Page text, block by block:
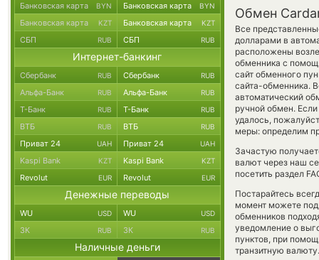
Обмен
Все
долларами в
расположены
обменника с
сайт обменного
сайта-обменника.
автоматический
ручной обмен.
удалось,
меры: определим
Зачастую
валют через наш
посетить раздел
Постарайтесь
момент можете
обменников
уведомление о
пунктов, при
транзитную валюту.
Банковская карта BYN Банковская карта BYN
Банковская карта KZT Банковская карта KZT
СБП RUB СБП RUB
Интернет-банкинг
Сбербанк RUB Сбербанк RUB
Альфа-Банк RUB Альфа-Банк RUB
Т-Банк RUB Т-Банк RUB
ВТБ RUB ВТБ RUB
Приват 24 UAH Приват 24 UAH
Kaspi Bank KZT Kaspi Bank KZT
Revolut EUR Revolut EUR
Денежные переводы
WU USD WU USD
ЗК RUB ЗК RUB
Наличные деньги